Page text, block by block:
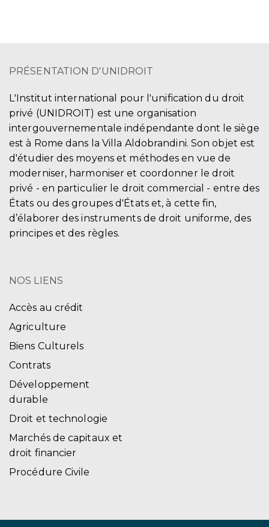
PRÉSENTATION D'UNIDROIT
L'Institut international pour l'unification du droit
privé (UNIDROIT) est une organisation
intergouvernementale indépendante dont le siège
est à Rome dans la Villa Aldobrandini. Son objet est
d'étudier des moyens et méthodes en vue de
moderniser, harmoniser et coordonner le droit
privé - en particulier le droit commercial - entre des
États ou des groupes d'États et, à cette fin,
d’élaborer des instruments de droit uniforme, des
principes et des règles.
NOS LIENS
Accès au crédit
Agriculture
Biens Culturels
Contrats
Développement
durable
Droit et technologie
Marchés de capitaux et
droit financier
Procédure Civile